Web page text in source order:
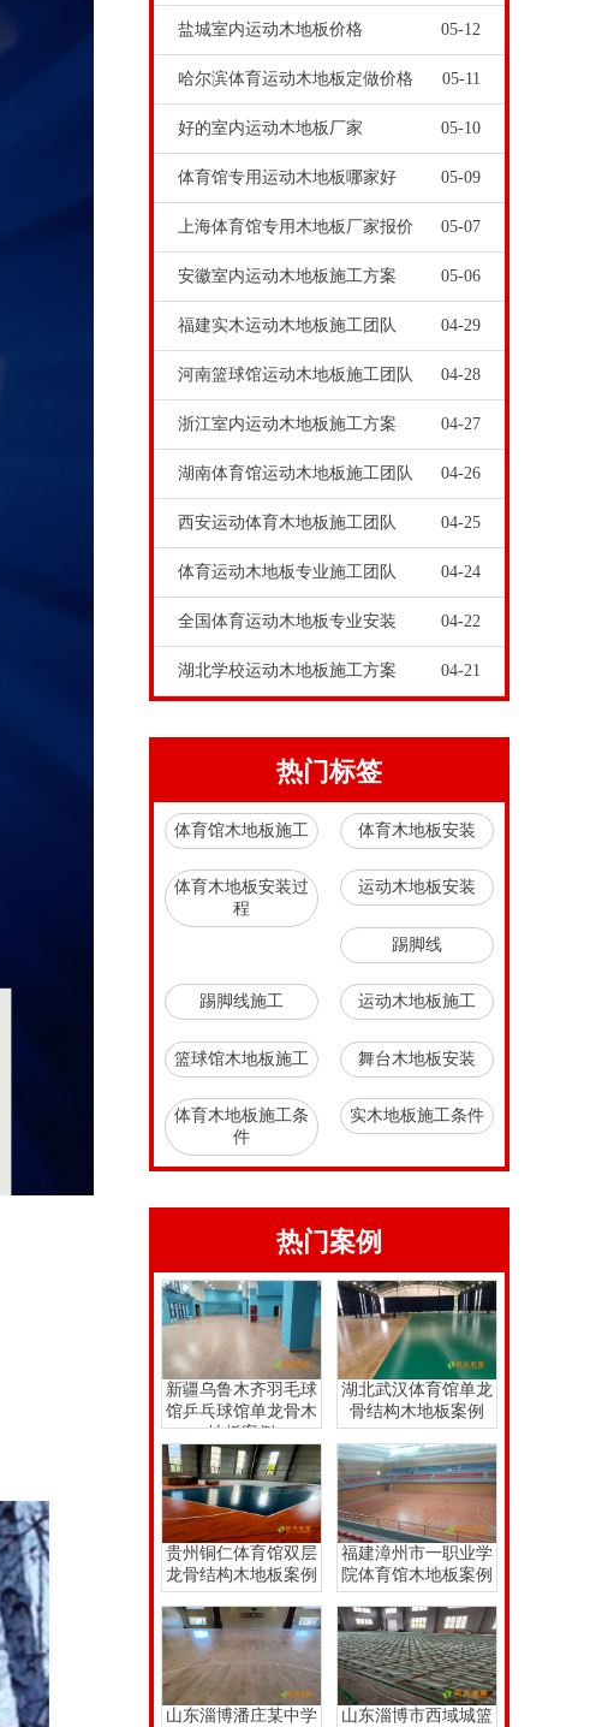
盐城室内运动木地板价格 05-12
哈尔滨体育运动木地板定做价格 05-11
好的室内运动木地板厂家 05-10
体育馆专用运动木地板哪家好 05-09
上海体育馆专用木地板厂家报价 05-07
安徽室内运动木地板施工方案 05-06
福建实木运动木地板施工团队 04-29
河南篮球馆运动木地板施工团队 04-28
浙江室内运动木地板施工方案 04-27
湖南体育馆运动木地板施工团队 04-26
西安运动体育木地板施工团队 04-25
体育运动木地板专业施工团队 04-24
全国体育运动木地板专业安装 04-22
湖北学校运动木地板施工方案 04-21
热门标签
体育馆木地板施工 体育木地板安装
体育木地板安装过
程
运动木地板安装
踢脚线
踢脚线施工 运动木地板施工
篮球馆木地板施工 舞台木地板安装
体育木地板施工条
件
实木地板施工条件
热门案例
新疆乌鲁木齐羽毛球
馆乒乓球馆单龙骨木
地板案例
湖北武汉体育馆单龙
骨结构木地板案例
贵州铜仁体育馆双层
龙骨结构木地板案例
福建漳州市一职业学
院体育馆木地板案例
山东淄博潘庄某中学
山东淄博市西域城篮